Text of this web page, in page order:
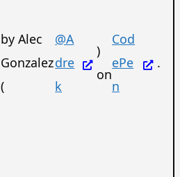
by Alec
Gonzalez
(
@A
dre
k
)
on
Cod
ePe
n
.